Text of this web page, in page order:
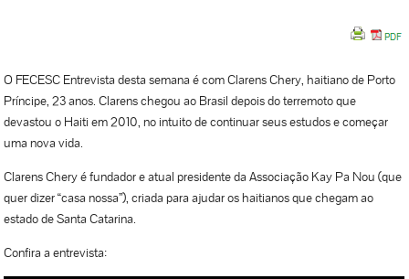
O FECESC Entrevista desta semana é com Clarens Chery, haitiano de Porto
Príncipe, 23 anos. Clarens chegou ao Brasil depois do terremoto que
devastou o Haiti em 2010, no intuito de continuar seus estudos e começar
uma nova vida.
Clarens Chery é fundador e atual presidente da Associação Kay Pa Nou (que
quer dizer “casa nossa”), criada para ajudar os haitianos que chegam ao
estado de Santa Catarina.
Confira a entrevista: